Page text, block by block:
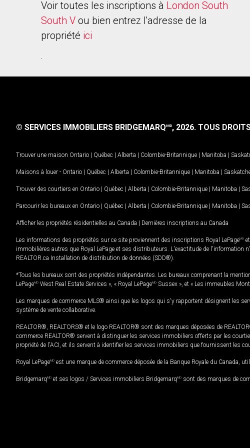
Voir toutes les inscriptions à London South
South V ou bien entrez l'adresse de la
propriété ici
.
© SERVICES IMMOBILIERS BRIDGEMARQMD, 2026. TOUS
Trouver une maison Ontario | Québec | Alberta | Colombie-Britannique | Manitoba |
Maisons à louer - Ontario | Québec | Alberta | Colombie-Britannique | Manitoba |
Trouver des courtiers en Ontario | Québec | Alberta | Colombie-Britannique | Manitoba |
Parcourir les bureaux en Ontario | Québec | Alberta | Colombie-Britannique | Manitoba |
Afficher les propriétés résidentielles au Canada | Dernières inscriptions au Canada
Les informations des propriétés sur ce site proviennent des inscriptions Royal LePageMD
immobilières autres que Royal LePage et ses distributeurs. L'exactitude de l'information
REALTOR.ca Installation de distribution de données (SDD®).
*Tous les bureaux sont des propriétés indépendantes. Les bureaux comprenant la
LePageMD West Real Estate Services », « Royal LePageMD Sussex », et « Les immeubles
Les marques de commerce MLS® ainsi que les logos qui s'y rapportent désignent les
système de vente collaborative.
REALTOR®, REALTORS® et le logo REALTOR® sont des marques déposées de
commerce REALTOR® servent à distinguer les services immobiliers offerts par les
propriété de l'ACI, et ils servent à identifier les services immobiliers que fournissent les
Royal LePageMD est une marque de commerce déposée de la Banque Royale du Canada,
BridgemarqMD et ses logos / Services immobiliers BridgemarqMD sont des marques de